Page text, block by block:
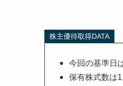
株主優待取得DATA
今回の基準日
保有株式数は